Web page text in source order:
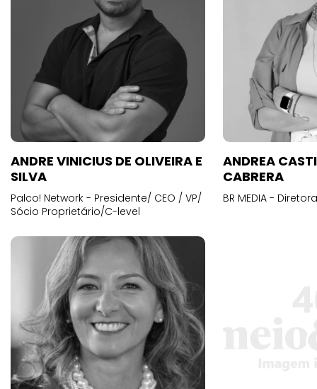
ANDRE VINICIUS DE OLIVEIRA E
SILVA
Palco! Network - Presidente/ CEO / VP/
Sócio Proprietário/C-level
ANDREA
CABRERA
BR MEDIA -